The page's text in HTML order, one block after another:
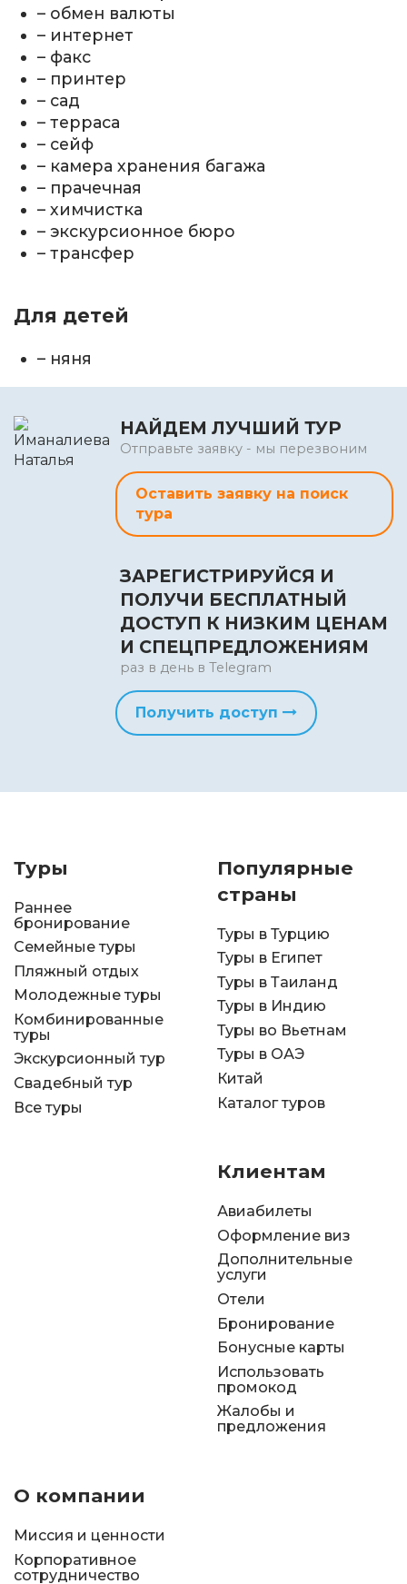
– обмен валюты
– интернет
– факс
– принтер
– сад
– терраса
– сейф
– камера хранения багажа
– прачечная
– химчистка
– экскурсионное бюро
– трансфер
Для детей
– няня
НАЙДЕМ ЛУЧШИЙ ТУР
Отправьте заявку - мы перезвоним
Оставить заявку на поиск
тура
ЗАРЕГИСТРИРУЙСЯ И
ПОЛУЧИ БЕСПЛАТНЫЙ
ДОСТУП К НИЗКИМ ЦЕНАМ
И СПЕЦПРЕДЛОЖЕНИЯМ
раз в день в Telegram
Получить доступ
Туры
Раннее
бронирование
Семейные туры
Пляжный отдых
Молодежные туры
Комбинированные
туры
Экскурсионный тур
Свадебный тур
Все туры
Популярные
страны
Туры в Турцию
Туры в Египет
Туры в Таиланд
Туры в Индию
Туры во Вьетнам
Туры в ОАЭ
Китай
Каталог туров
Клиентам
Авиабилеты
Оформление виз
Дополнительные
услуги
Отели
Бронирование
Бонусные карты
Использовать
промокод
Жалобы и
предложения
О компании
Миссия и ценности
Корпоративное
сотрудничество